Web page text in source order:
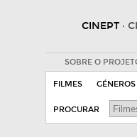
CINEPT ·
SOBRE O
FILMES GÉNEROS
PROCURAR